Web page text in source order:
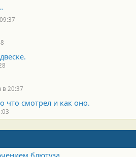
в 20:37
что смотрел и как оно.
блютуза